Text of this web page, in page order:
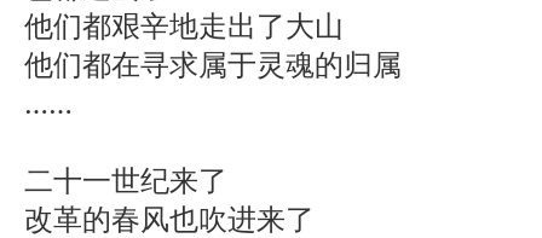
他们都艰辛地走出了大山
他们都在寻求属于灵魂的归属
……
二十一世纪来了
改革的春风也吹进来了